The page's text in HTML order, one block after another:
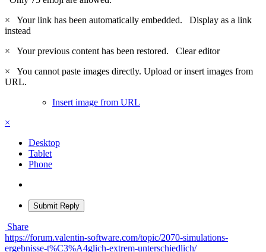
×
Your link has been automatically embedded. Display as a link
instead
×
Your previous content has been restored. Clear editor
×
You cannot paste images directly. Upload or insert images from
URL.
Insert image from URL
×
Desktop
Tablet
Phone
Submit Reply
Share
https://forum.valentin-software.com/topic/2070-simulations-
ergebnisse-t%C3%A4glich-extrem-unterschiedlich/